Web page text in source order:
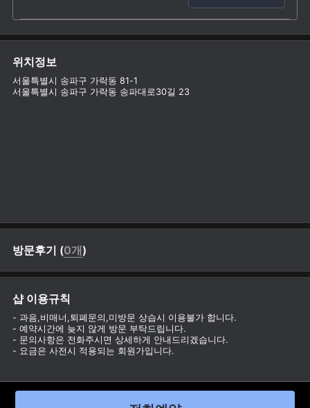
위치정보
서울특별시 송파구 가락동 81-1
서울특별시 송파구 가락동 송파대로30길 23
방문후기 (0개)
샵 이용규칙
- 과음,비매너,퇴폐문의,미방문 상습시 이용불가 합니다.
- 예약시간에 늦지 않게 방문 부탁드립니다.
- 문의사항은 전화주시면 상세하게 안내드리겠습니다.
- 요금은 사전시 적용되는 회원가입니다.